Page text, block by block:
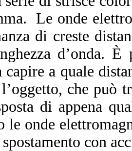
Le onde
di creste
d’onda.
capire a quale
che può
di appena
le onde
con